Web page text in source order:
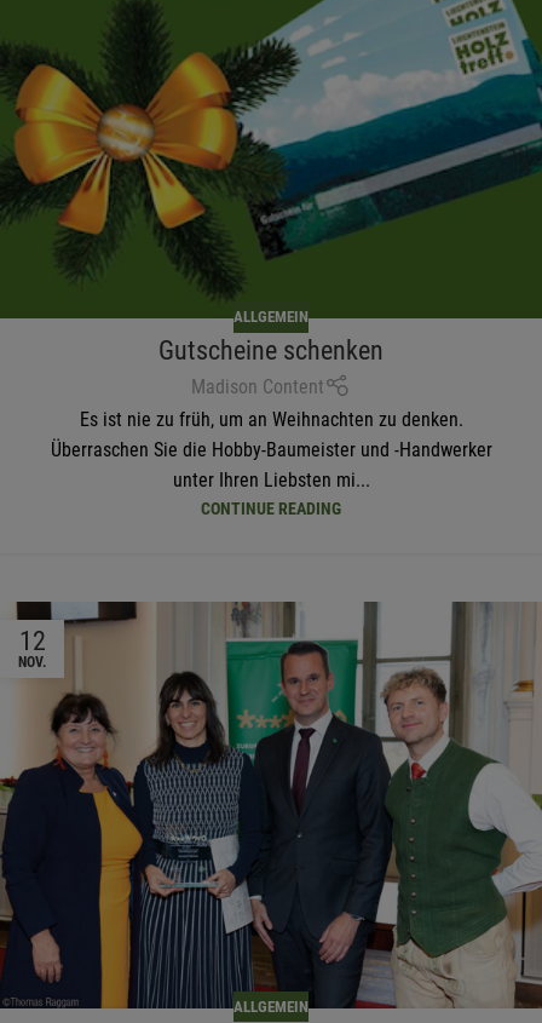
ALLGEMEIN
Gutscheine schenken
Madison Content
Es ist nie zu früh, um an Weihnachten zu denken.
Überraschen Sie die Hobby-Baumeister und -Handwerker
unter Ihren Liebsten mi...
CONTINUE READING
12
NOV.
ALLGEMEIN